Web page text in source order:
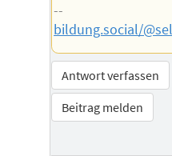
--
bildung.social/
Antwort verfassen
Beitrag melden